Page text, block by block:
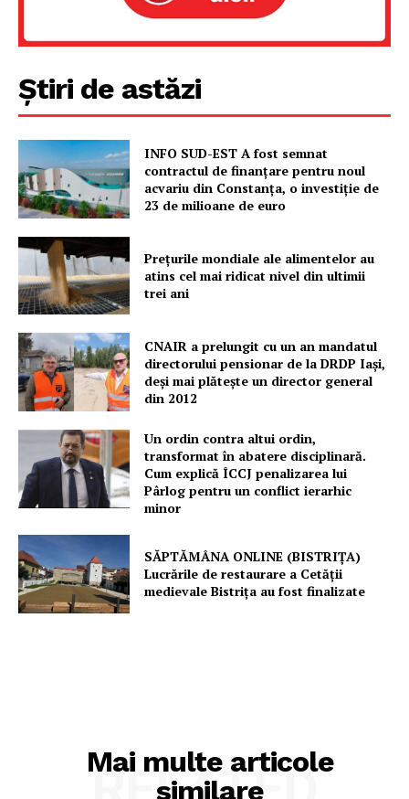
Știri de astăzi
INFO SUD-EST A fost semnat
contractul de finanțare pentru noul
acvariu din Constanța, o investiție de
23 de milioane de euro
Prețurile mondiale ale alimentelor au
atins cel mai ridicat nivel din ultimii
trei ani
CNAIR a prelungit cu un an mandatul
directorului pensionar de la DRDP Iași,
deși mai plătește un director general
din 2012
Un ordin contra altui ordin,
transformat în abatere disciplinară.
Cum explică ÎCCJ penalizarea lui
Pârlog pentru un conflict ierarhic
minor
SĂPTĂMÂNA ONLINE (BISTRIȚA)
Lucrările de restaurare a Cetăţii
medievale Bistriţa au fost finalizate
Mai multe articole
similare